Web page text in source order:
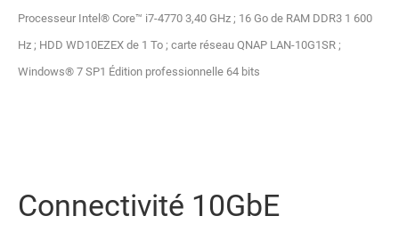
Processeur Intel® Core™ i7-4770 3,40 GHz ; 16 Go de RAM DDR3 1 600
Hz ; HDD WD10EZEX de 1 To ; carte réseau QNAP LAN-10G1SR ;
Windows® 7 SP1 Édition professionnelle 64 bits
Connectivité 10GbE